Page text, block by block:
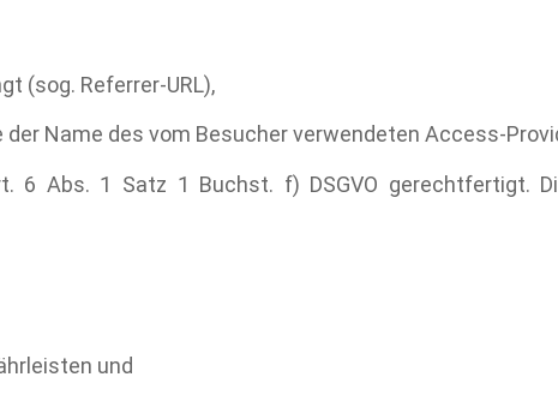
(sog. Referrer-URL),
Name des vom Besucher verwendeten Access-
6 Abs. 1 Satz 1 Buchst. f) DSGVO gerechtfertigt.
und